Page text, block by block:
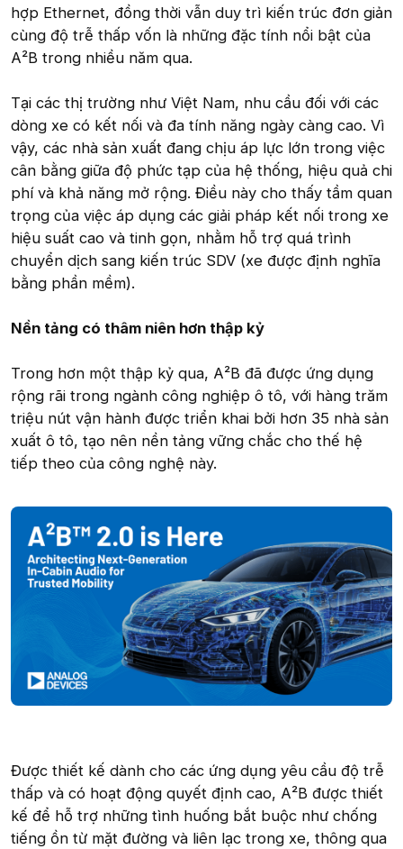
hợp Ethernet, đồng thời vẫn duy trì kiến trúc đơn giản
cùng độ trễ thấp vốn là những đặc tính nổi bật của
A²B trong nhiều năm qua.
Tại các thị trường như Việt Nam, nhu cầu đối với các
dòng xe có kết nối và đa tính năng ngày càng cao. Vì
vậy, các nhà sản xuất đang chịu áp lực lớn trong việc
cân bằng giữa độ phức tạp của hệ thống, hiệu quả chi
phí và khả năng mở rộng. Điều này cho thấy tầm quan
trọng của việc áp dụng các giải pháp kết nối trong xe
hiệu suất cao và tinh gọn, nhằm hỗ trợ quá trình
chuyển dịch sang kiến trúc SDV (xe được định nghĩa
bằng phần mềm).
Nền tảng có thâm niên hơn thập kỷ
Trong hơn một thập kỷ qua, A²B đã được ứng dụng
rộng rãi trong ngành công nghiệp ô tô, với hàng trăm
triệu nút vận hành được triển khai bởi hơn 35 nhà sản
xuất ô tô, tạo nên nền tảng vững chắc cho thế hệ
tiếp theo của công nghệ này.
Được thiết kế dành cho các ứng dụng yêu cầu độ trễ
thấp và có hoạt động quyết định cao, A²B được thiết
kế để hỗ trợ những tình huống bắt buộc như chống
tiếng ồn từ mặt đường và liên lạc trong xe, thông qua